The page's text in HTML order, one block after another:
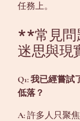
任務上。
**常見問
迷思與
Q1: 我已經嘗
低落？
A:許多人只聚